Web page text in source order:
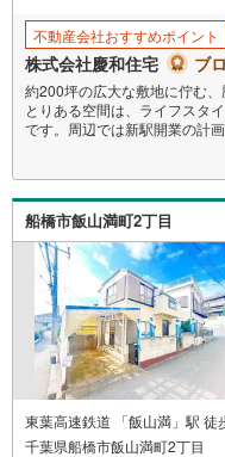
不動産会社おすすめポイント
株式会社慶和住宅 ブ
約200坪の広大な敷地に佇む
とりある空間は、ライフスタ
です。周辺では新駅開業の計
高まります。静かな環境で自
しを実現しませんか。趣ある
なプロジェクトを今、ここか
・敷地面積200坪の古民家住宅
・古民家リノベーションやDIY
・小学校徒歩7分、中学校徒
・徒歩圏に2029年東葉高速
●ご予約頂くとご見学がスムー
【営業時間9:00～20:00（火
【慶和住宅について】
市川、船橋、松戸を中心に不
・経験豊富なスタッフが対応
・キッズスペース完備
・JR総武線「市川」駅徒歩3分
船橋市飯山満町2丁目
東葉高速鉄道 「飯山満」駅 徒
千葉県船橋市飯山満町2丁目